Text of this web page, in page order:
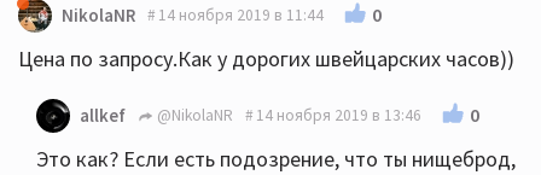
NikolaNR 14 ноября 2019 в 11:44 0
Цена по запросу.Как у дорогих швейцарских часов))
allkef @NikolaNR 14 ноября 2019 в 13:46 0
Это как? Если есть подозрение, что ты нищеброд,